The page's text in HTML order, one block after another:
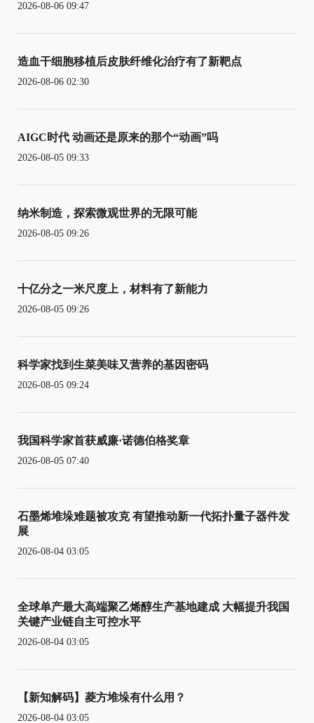
2026-08-06 09:47
造血干细胞移植后皮肤纤维化治疗有了新靶点
2026-08-06 02:30
AIGC时代 动画还是原来的那个“动画”吗
2026-08-05 09:33
纳米制造，探索微观世界的无限可能
2026-08-05 09:26
十亿分之一米尺度上，材料有了新能力
2026-08-05 09:26
科学家找到生菜美味又营养的基因密码
2026-08-05 09:24
我国科学家首获威廉·诺德伯格奖章
2026-08-05 07:40
石墨烯堆垛难题被攻克 有望推动新一代拓扑量子器件发
展
2026-08-04 03:05
全球单产最大高端聚乙烯醇生产基地建成 大幅提升我国
关键产业链自主可控水平
2026-08-04 03:05
【新知解码】菱方堆垛有什么用？
2026-08-04 03:05